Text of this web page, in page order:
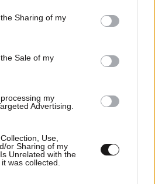
usage behaviour. You may click to
Google and its third-party tags to
purposes in below Google
Sharing of my
Sale of my
my
Advertising.
Use,
or Sharing of my
Unrelated with the
was collected.